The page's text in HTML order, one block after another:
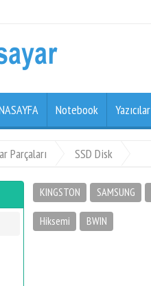
Notebook Yazıcılar
Parçaları SSD Disk
KINGSTON SAMSUNG
Hiksemi BWIN